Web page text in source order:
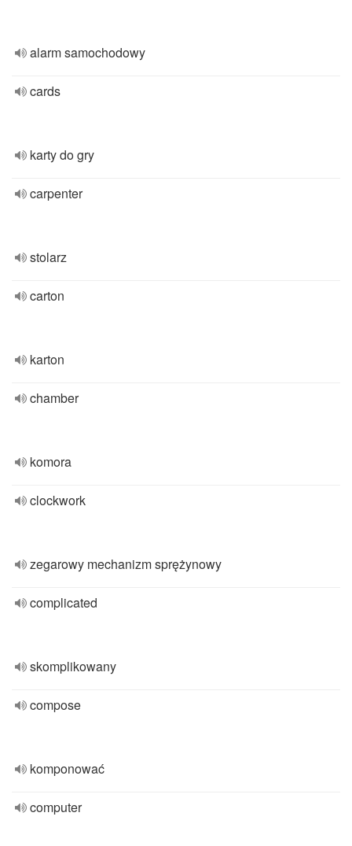
alarm samochodowy
cards
karty do gry
carpenter
stolarz
carton
karton
chamber
komora
clockwork
zegarowy mechanizm sprężynowy
complicated
skomplikowany
compose
komponować
computer